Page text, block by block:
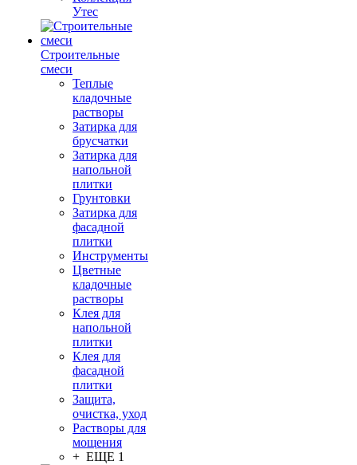
Утес
Строительные
смеси
Теплые
кладочные
растворы
Затирка для
брусчатки
Затирка для
напольной
плитки
Грунтовки
Затирка для
фасадной
плитки
Инструменты
Цветные
кладочные
растворы
Клея для
напольной
плитки
Клея для
фасадной
плитки
Защита,
очистка, уход
Растворы для
мощения
+ ЕЩЕ 1